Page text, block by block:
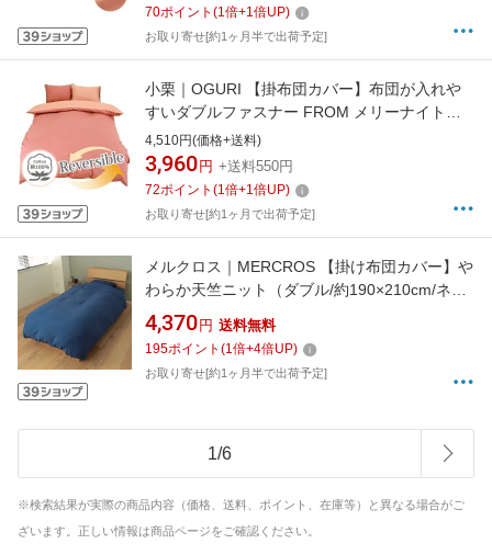
70ポイント (1倍+1倍UP)
お取り寄せ[約1ヶ月半で出荷予定]
小栗｜OGURI 【掛布団カバー】布団が入れや
すいダブルファスナー FROM メリーナイト
(MerryNight) テラコッタ FM62600111 [ダブル
サイズ]
4,510円(価格+送料)
3,960 円 +送料550円
72ポイント (1倍+1倍UP)
お取り寄せ[約1ヶ月で出荷予定]
メルクロス｜MERCROS 【掛け布団カバー】や
わらか天竺ニット（ダブル/約190×210cm/ネイ
ビー）
4,370 円 送料無料
195ポイント (1倍+4倍UP)
お取り寄せ[約1ヶ月半で出荷予定]
1/6
※検索結果が実際の商品内容（価格、送料、ポイント、在庫等）と異なる場合がご
ざいます。正しい情報は商品ページをご確認ください。